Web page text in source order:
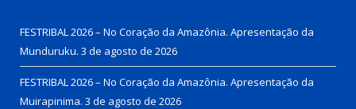
FESTRIBAL 2026 – No Coração da Amazônia. Apresentação da
Munduruku. 3 de agosto de 2026
FESTRIBAL 2026 – No Coração da Amazônia. Apresentação da
Muirapinima. 3 de agosto de 2026